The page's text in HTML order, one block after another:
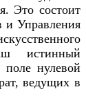
Это состоит
и Управления
истинный
нулевой
ведущих в